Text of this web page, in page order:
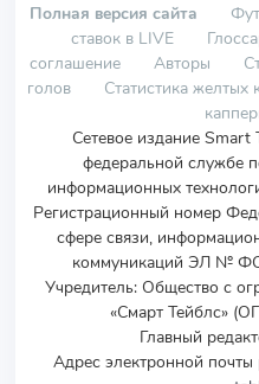
Полная версия сайта
ставок в LIVE
соглашение
Авторы
голов
Статистика желтых
Сетевое издание Smart
федеральной службе
информационных
Регистрационный номер
сфере связи,
коммуникаций ЭЛ №
Учредитель: Общество с
«Смарт Тейблс»
Главный
Адрес электронной почты